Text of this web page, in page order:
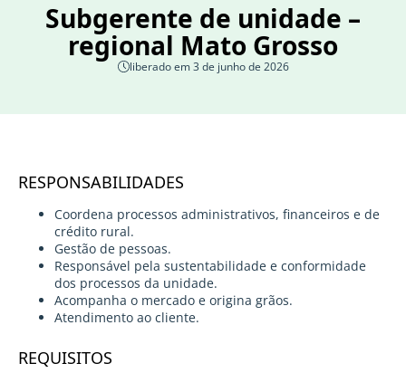
Subgerente de unidade –
regional Mato Grosso
liberado em 3 de junho de 2026
RESPONSABILIDADES
Coordena processos administrativos, financeiros e de
crédito rural.
Gestão de pessoas.
Responsável pela sustentabilidade e conformidade
dos processos da unidade.
Acompanha o mercado e origina grãos.
Atendimento ao cliente.
REQUISITOS